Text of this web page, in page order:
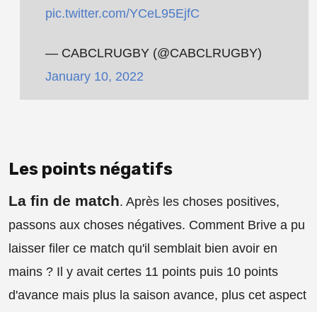
pic.twitter.com/YCeL95EjfC
— CABCLRUGBY (@CABCLRUGBY)
January 10, 2022
Les points négatifs
La fin de match. Après les choses positives,
passons aux choses négatives. Comment Brive a pu
laisser filer ce match qu'il semblait bien avoir en
mains ? Il y avait certes 11 points puis 10 points
d'avance mais plus la saison avance, plus cet aspect